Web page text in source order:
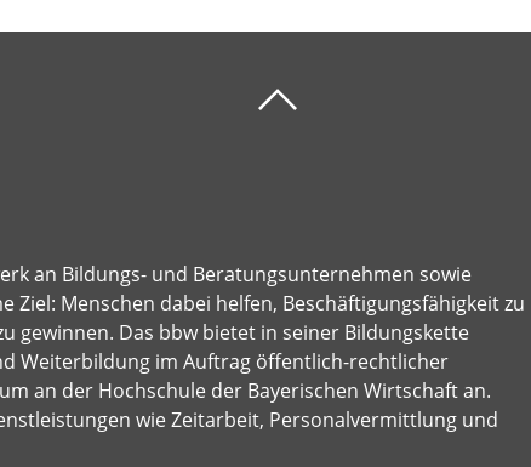
an Bildungs- und Beratungsunternehmen sowie
Ziel: Menschen dabei helfen, Beschäftigungsfähigkeit zu
gewinnen. Das bbw bietet in seiner Bildungskette
Weiterbildung im Auftrag öffentlich-rechtlicher
an der Hochschule der Bayerischen Wirtschaft an.
wie Zeitarbeit, Personalvermittlung und